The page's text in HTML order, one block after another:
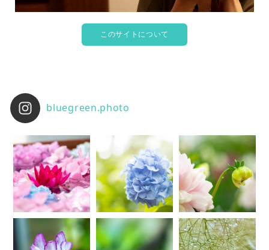
このサイトについて
bluegreen.photo